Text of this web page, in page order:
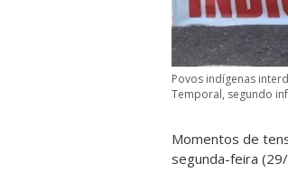
Povos indígenas
Temporal, segundo
Momentos de
segunda-feira